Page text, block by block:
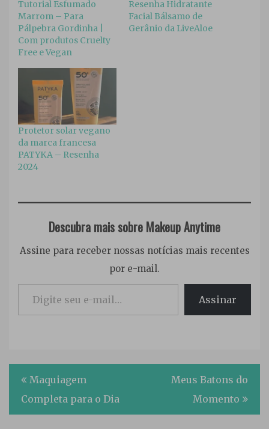
Tutorial Esfumado
Marrom – Para
Pálpebra Gordinha |
Com produtos Cruelty
Free e Vegan
Resenha Hidratante
Facial Bálsamo de
Gerânio da LiveAloe
Protetor solar vegano
da marca francesa
PATYKA – Resenha
2024
Descubra mais sobre Makeup Anytime
Assine para receber nossas notícias mais recentes
por e-mail.
Digite seu e-mail…
Assinar
Navegação
Post
Maquiagem
Completa para o Dia
Meus Batons do
Momento